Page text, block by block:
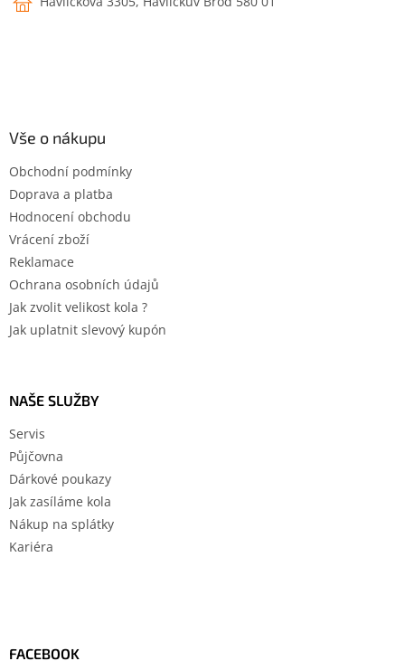
Vše o nákupu
Obchodní podmínky
Doprava a platba
Hodnocení obchodu
Vrácení zboží
Reklamace
Ochrana osobních údajů
Jak zvolit velikost kola ?
Jak uplatnit slevový kupón
NAŠE SLUŽBY
Servis
Půjčovna
Dárkové poukazy
Jak zasíláme kola
Nákup na splátky
Kariéra
FACEBOOK